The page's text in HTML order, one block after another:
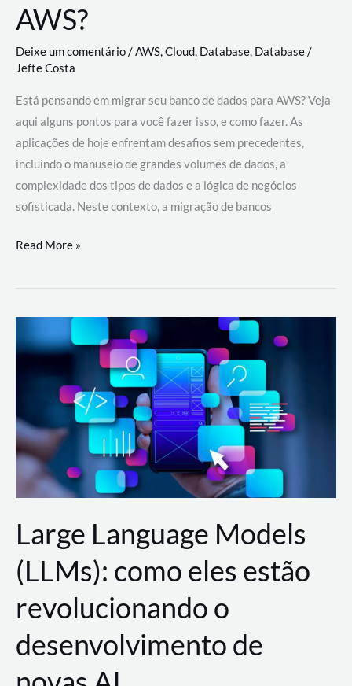
AWS?
Deixe um comentário/AWS,Cloud, Database, Database/
Jefte Costa
Está pensando em migrar seu banco de dados para AWS? Veja
aqui alguns pontos para você fazer isso, e como fazer. As
aplicações de hoje enfrentam desafios sem precedentes,
incluindo o manuseio de grandes volumes de dados, a
complexidade dos tipos de dados e a lógica de negócios
sofisticada. Neste contexto, a migração de bancos
Por
migrar
de
a
AWS?
Read More »
Large Language Models
(LLMs): como eles estão
revolucionando o
desenvolvimento de